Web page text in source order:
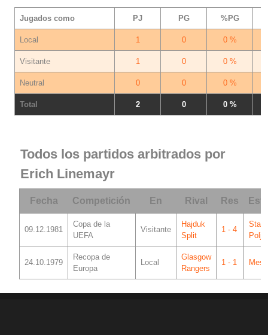
Jugados como PJ PG %PG
Local 1 0 0 %
Visitante 1 0 0 %
Neutral 0 0 0 %
Total 2 0 0 %
Todos los partidos arbitrados por
Erich Linemayr
Fecha Competición En Rival Res
09.12.1981
Copa de la
UEFA
Visitante
Hajduk
Split
1 - 4
24.10.1979
Recopa de
Europa
Local
Glasgow
Rangers
1 - 1